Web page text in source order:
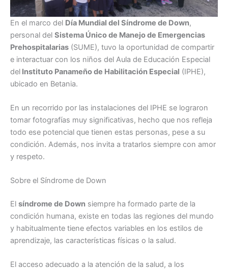
En el marco del Día Mundial del Síndrome de Down,
personal del Sistema Único de Manejo de Emergencias
Prehospitalarias (SUME), tuvo la oportunidad de compartir
e interactuar con los niños del Aula de Educación Especial
del Instituto Panameño de Habilitación Especial (IPHE),
ubicado en Betania.
En un recorrido por las instalaciones del IPHE se lograron
tomar fotografías muy significativas, hecho que nos refleja
todo ese potencial que tienen estas personas, pese a su
condición. Además, nos invita a tratarlos siempre con amor
y respeto.
Sobre el Síndrome de Down
El síndrome de Down siempre ha formado parte de la
condición humana, existe en todas las regiones del mundo
y habitualmente tiene efectos variables en los estilos de
aprendizaje, las características físicas o la salud.
El acceso adecuado a la atención de la salud, a los